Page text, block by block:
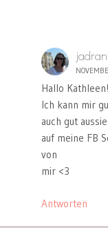
Hallo
Ich kann mir
auch gut
auf meine FB
von
mir <3
Antworten